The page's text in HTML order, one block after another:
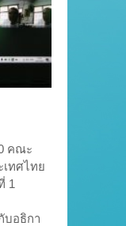
คณะ
ทศไทย
1
บอธิกา